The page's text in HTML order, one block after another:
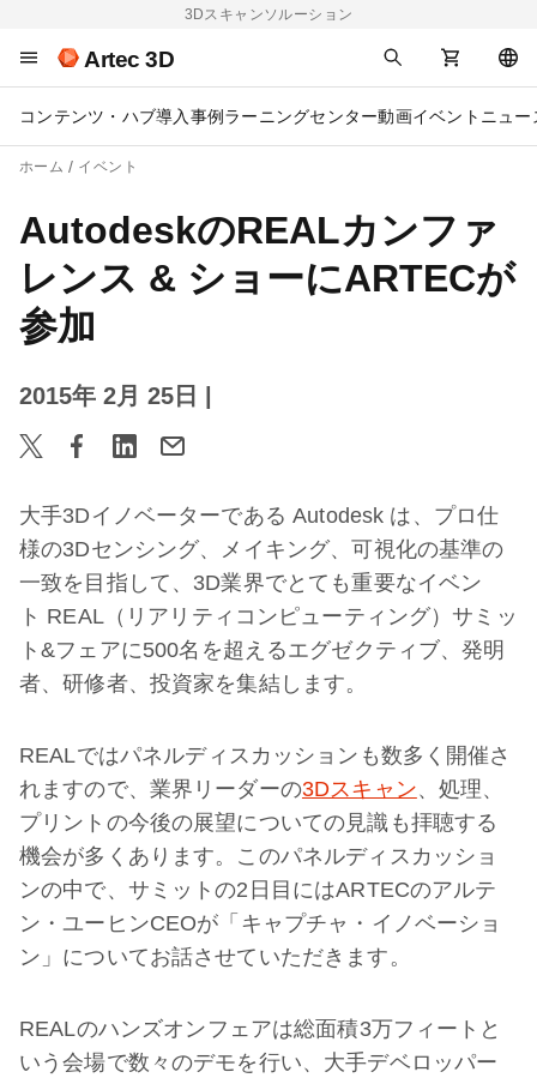
3Dスキャンソルーション
Artec 3D
コンテンツ・ハブ導入事例 ラーニングセンター動画イベント ニュー
ホーム イベント
AutodeskのREALカンファ
レンス & ショーにARTECが
参加
2015年 2月 25日
大手3Dイノベーターである Autodesk は、プロ仕
様の3Dセンシング、メイキング、可視化の基準の
一致を目指して、3D業界でとても重要なイベン
ト REAL（リアリティコンピューティング）サミッ
ト&フェアに500名を超えるエグゼクティブ、発明
者、研修者、投資家を集結します。
REALではパネルディスカッションも数多く開催さ
れますので、業界リーダーの3Dスキャン、処理、
プリントの今後の展望についての見識も拝聴する
機会が多くあります。このパネルディスカッショ
ンの中で、サミットの2日目にはARTECのアルテ
ン・ユーヒンCEOが「キャプチャ・イノベーショ
ン」についてお話させていただきます。
REALのハンズオンフェアは総面積3万フィートと
いう会場で数々のデモを行い、大手デベロッパー